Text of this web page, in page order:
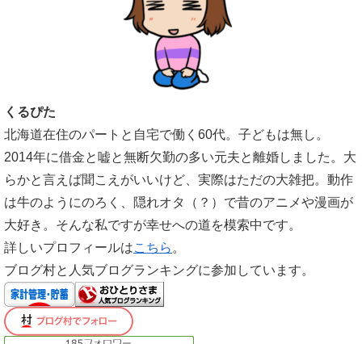
くるぴた
北海道在住のパートと自宅で働く60代。子どもは無し。
2014年に借金と嘘と無断欠勤の多い元夫と離婚しました。大
らかと言えば聞こえがいいけど、実際はただの大雑把。動作
は牛のようにのろく、隠れオタ（？）で昔のアニメや漫画が
大好き。そんな私ですが幸せへの道を模索中です。
詳しいプロフィールはこちら。
ブログ村と人気ブログランキングに参加しています。